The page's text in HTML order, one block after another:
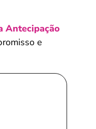
Antecipação
e